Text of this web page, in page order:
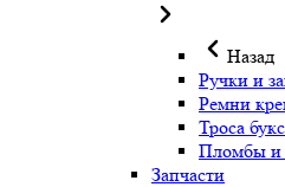
Назад
Ручки и
Ремни
Троса
Пломбы и
Запчасти